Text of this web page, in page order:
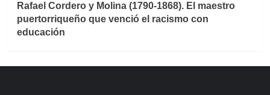
Rafael Cordero y Molina (1790-1868). El maestro
puertorriqueño que venció el racismo con
educación